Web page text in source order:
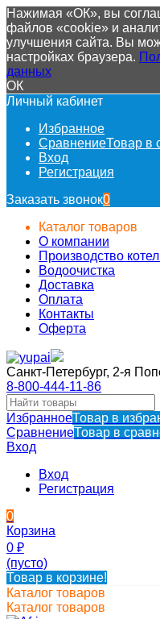
Нажимая «ОК», вы
файлов «cookie» и
улучшения сайта. Вы
настройках браузера.
данных
ОК
Личный кабинет
Избранное
СравнениеТовар в
Вход
Регистрация
Заказать звонок0
Каталог товаров
О компании
Производство
Водоочистка
Доставка
Оплата
Контакты
Оферта
Санкт-Петербург, 2-я
8-800-444-11-86
ИзбранноеТовар в
СравнениеТовар в
Вход
Вход
Регистрация
0
Корзина
0 ₽
(пусто)
Товар в корзине!
Каталог товаров
Каталог товаров